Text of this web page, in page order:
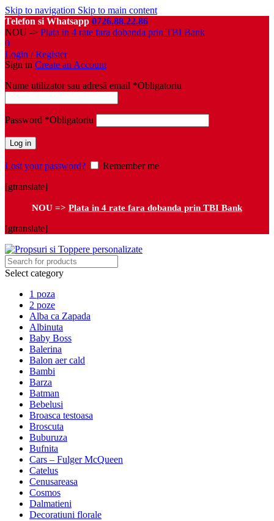
Skip to navigation Skip to main content
Telefon si Whatsapp 0726.88.22.86
NOU -> Plata in 4 rate fara dobanda prin TBI Bank
0
Login / Register
Sign in Create an Account
Nume utilizator sau adresă email *Obligatoriu
Password *Obligatoriu
Log in
Lost your password?
Remember me
[gtranslate]
NOU => Plata in 4 rate fara dobanda prin TBI Bank
[gtranslate]
Select category
1 poza
2 poze
Alba ca Zapada
Albinuta
Baby Boss
Balerina
Balon aer cald
Bambi
Barza
Batman
Bebelusi
Broasca testoasa
Broscuta
Buburuza
Bufnita
Cars – Fulger McQueen
Catelus
Cenusareasa
Cosmos
Dalmatieni
Decoratiuni florale